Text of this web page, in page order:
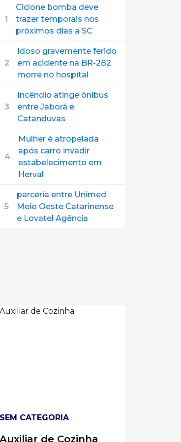
1
Ciclone bomba deve
trazer temporais nos
próximos dias a SC
2
Idoso gravemente ferido
em acidente na BR-282
morre no hospital
3
Incêndio atinge ônibus
entre Jaborá e
Catanduvas
4
Mulher é atropelada
após carro invadir
estabelecimento em
Herval
5
parceria entre Unimed
Meio Oeste Catarinense
e Lovatel Agência
SEM CATEGORIA
Líder de Solda